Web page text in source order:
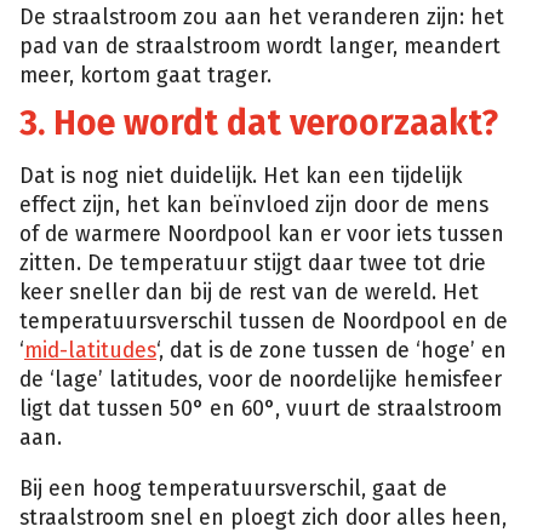
De straalstroom zou aan het veranderen zijn: het
pad van de straalstroom wordt langer, meandert
meer, kortom gaat trager.
3. Hoe wordt dat veroorzaakt?
Dat is nog niet duidelijk. Het kan een tijdelijk
effect zijn, het kan beïnvloed zijn door de mens
of de warmere Noordpool kan er voor iets tussen
zitten. De temperatuur stijgt daar twee tot drie
keer sneller dan bij de rest van de wereld. Het
temperatuursverschil tussen de Noordpool en de
‘mid-latitudes‘, dat is de zone tussen de ‘hoge’ en
de ‘lage’ latitudes, voor de noordelijke hemisfeer
ligt dat tussen 50° en 60°, vuurt de straalstroom
aan.
Bij een hoog temperatuursverschil, gaat de
straalstroom snel en ploegt zich door alles heen,